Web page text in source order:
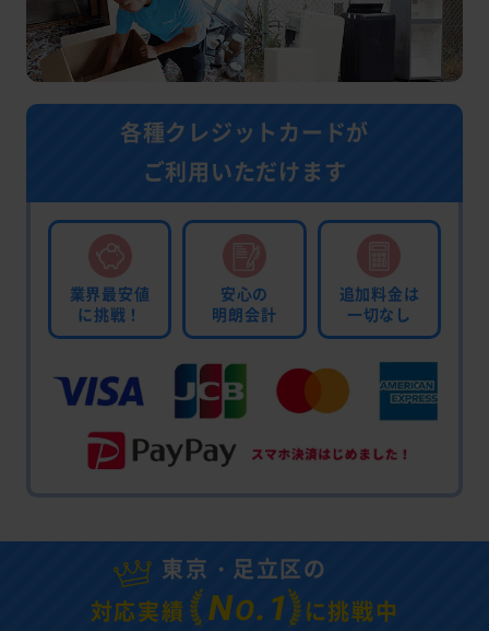
各種クレジットカードが
ご利用いただけます
業界最安値
に挑戦！
安心の
明朗会計
追加料金は
一切なし
東京・足立区の
対応実績
NO.1 に挑戦中